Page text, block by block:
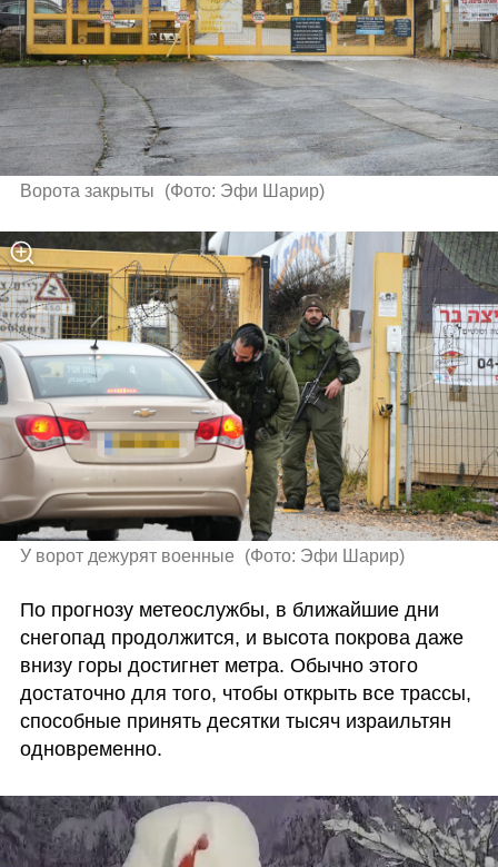
Ворота закрыты (Фото: Эфи Шарир)
У ворот дежурят военные (Фото: Эфи Шарир)
По прогнозу метеослужбы, в ближайшие дни
снегопад продолжится, и высота покрова даже
внизу горы достигнет метра. Обычно этого
достаточно для того, чтобы открыть все трассы,
способные принять десятки тысяч израильтян
одновременно.